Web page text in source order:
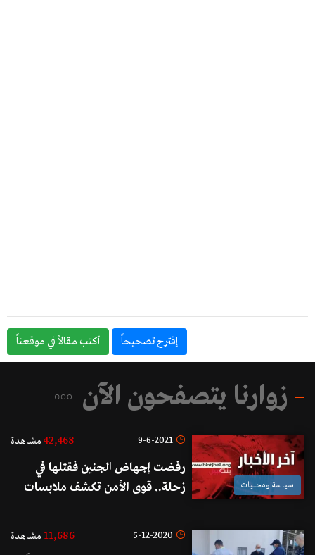
إقترح تصحيحاً أكتب مقالاً في موقعناً
زوارنا يتصفحون الآن
سياسة ومحليات
9-6-2021
42,468 مشاهدة
رفضت إجهاض الجنين فقتلها في
زحلة.. قوى الأمن تكشف ملابسات
5-12-2020
11,686 مشاهدة